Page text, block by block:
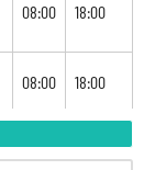
08:00 18:00
08:00 18:00